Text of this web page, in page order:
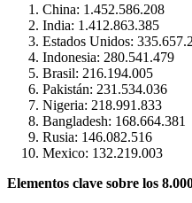
China: 1.452.586.208
India: 1.412.863.385
Estados Unidos:
Indonesia: 280.541.479
Brasil: 216.194.005
Pakistán: 231.534.036
Nigeria: 218.991.833
Bangladesh: 168.664.381
Rusia: 146.082.516
Mexico: 132.219.003
Elementos clave sobre los